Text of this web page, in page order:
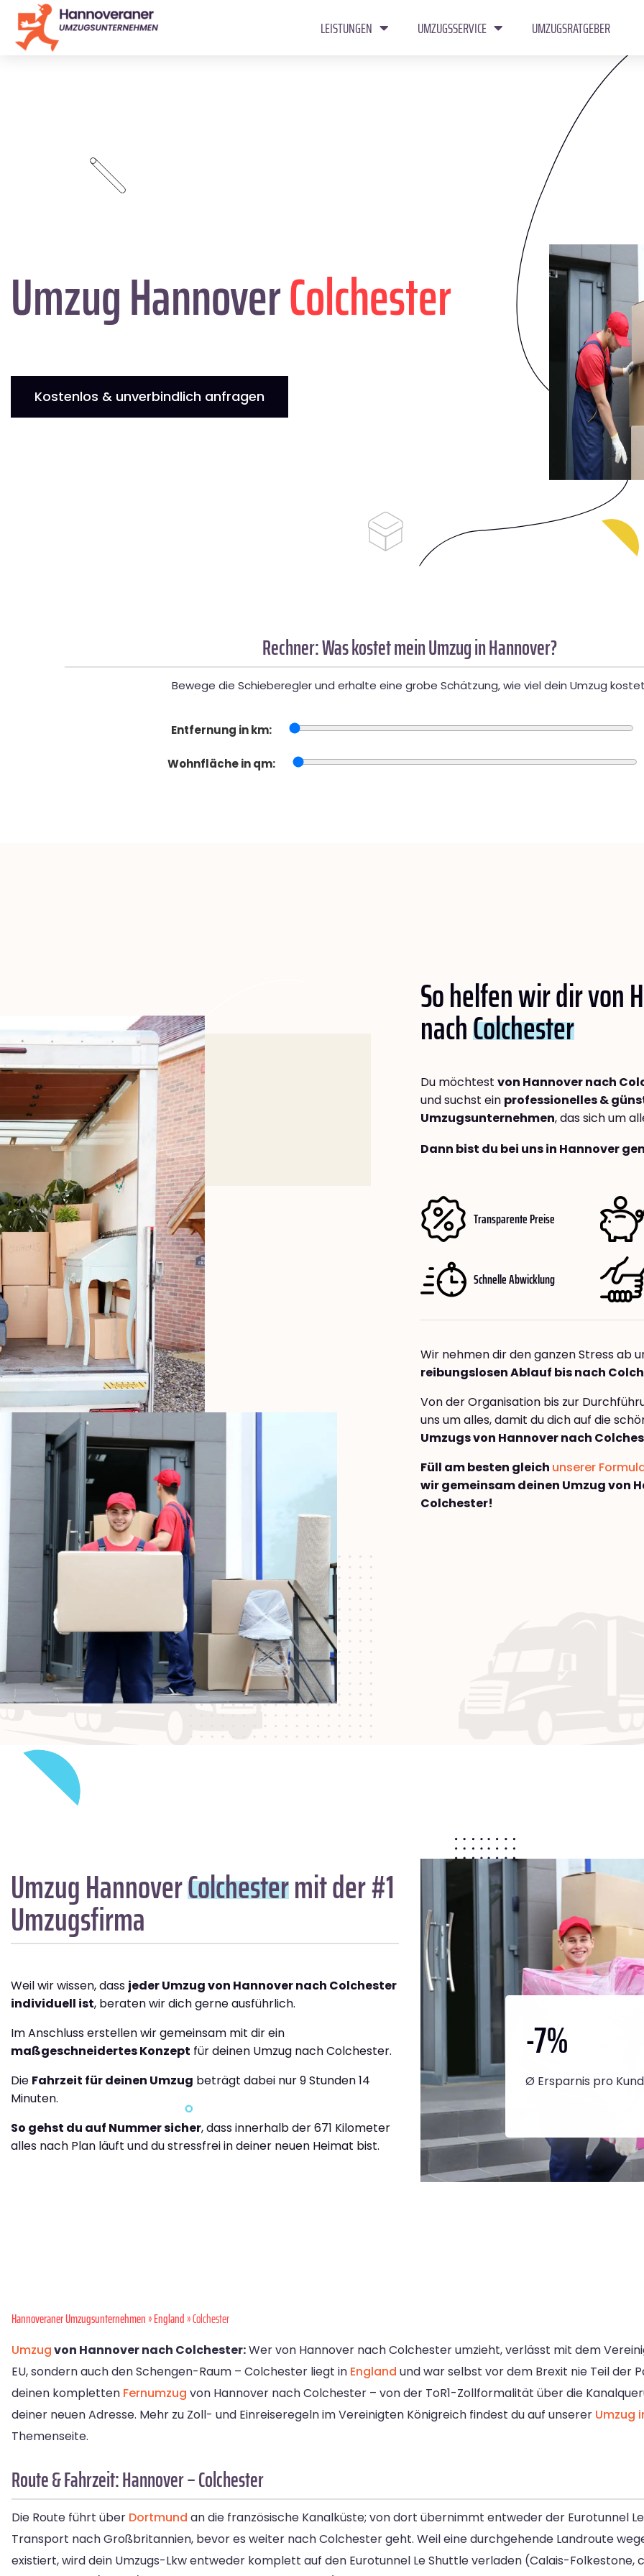
LEISTUNGEN UMZUGSSERVICE UMZUGSRATGEBER
Umzug HannoverColchester
Kostenlos & unverbindlich anfragen
Rechner: Was kostet mein Umzug in Hannover?
Bewege die Schieberegler und erhalte eine grobe Schätzung, wie viel dein Umzug
Entfernung in km:
Wohnfläche in qm:
So helfen wir dir von
nachColchester
Du möchtest von Hannover nach
und suchst ein professionelles &
Umzugsunternehmen, das sich um
Dann bist du bei uns in Hannover
Transparente Preise
Schnelle Abwicklung
Wir nehmen dir den ganzen Stress ab
reibungslosen Ablauf bis nach
Von der Organisation bis zur
uns um alles, damit du dich auf die
Umzugs von Hannover nach
Füll am besten gleich unserer
wir gemeinsam deinen Umzug von
Colchester!
Umzug HannoverColchestermit der #1
Umzugsfirma
Weil wir wissen, dass jeder Umzug von Hannover nach Colchester
individuell ist, beraten wir dich gerne ausführlich.
Im Anschluss erstellen wir gemeinsam mit dir ein
maßgeschneidertes Konzept für deinen Umzug nach Colchester.
Die Fahrzeit für deinen Umzug beträgt dabei nur 9 Stunden 14
Minuten.
So gehst du auf Nummer sicher, dass innerhalb der 671 Kilometer
alles nach Plan läuft und du stressfrei in deiner neuen Heimat bist.
-7%
Ø Ersparnis pro
Hannoveraner Umzugsunternehmen»England» Colchester
Umzugvon Hannover nach Colchester:Wer von Hannover nach Colchester umzieht, verlässt mit dem
EU, sondern auch den Schengen-Raum – Colchester liegt in England und war selbst vor dem Brexit nie Teil der
deinen kompletten Fernumzug von Hannover nach Colchester – von der ToR1-Zollformalität über die
deiner neuen Adresse. Mehr zu Zoll- und Einreiseregeln im Vereinigten Königreich findest du auf unserer Umzug
Themenseite.
Route & Fahrzeit: Hannover – Colchester
Die Route führt über Dortmund an die französische Kanalküste; von dort übernimmt entweder der Eurotunnel
Transport nach Großbritannien, bevor es weiter nach Colchester geht. Weil eine durchgehende Landroute
existiert, wird dein Umzugs-Lkw entweder komplett auf den Eurotunnel Le Shuttle verladen (Calais-Folkestone,